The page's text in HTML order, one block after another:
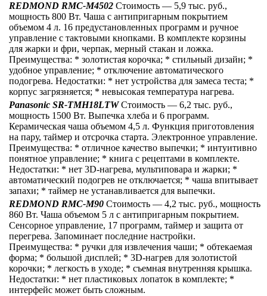
REDMOND RMC-M4502 Стоимость — 5,9 тыс. руб.,
мощность 800 Вт. Чаша с антипригарным покрытием
объемом 4 л. 16 предустановленных программ и ручное
управление с тактовыми кнопками. В комплекте корзины
для жарки и фри, черпак, мерный стакан и ложка.
Преимущества: * золотистая корочка; * стильный дизайн; *
удобное управление; * отключение автоматического
подогрева. Недостатки: * нет устройства для замеса теста; *
корпус загрязняется; * невысокая температура нагрева.
Panasonic SR-TMH18LTWСтоимость — 6,2 тыс. руб.,
мощность 1500 Вт. Выпечка хлеба и 6 программ.
Керамическая чаша объемом 4,5 л. Функция приготовления
на пару, таймер и отсрочка старта. Электронное управление.
Преимущества: * отличное качество выпечки; * интуитивно
понятное управление; * книга с рецептами в комплекте.
Недостатки: * нет 3D-нагрева, мультиповара и жарки; *
автоматический подогрев не отключается; * чаша впитывает
запахи; * таймер не устанавливается для выпечки.
REDMOND RMC-M90 Стоимость — 4,2 тыс. руб., мощность
860 Вт. Чаша объемом 5 л с антипригарным покрытием.
Сенсорное управление, 17 программ, таймер и защита от
перегрева. Запоминает последние настройки.
Преимущества: * ручки для извлечения чаши; * обтекаемая
форма; * большой дисплей; * 3D-нагрев для золотистой
корочки; * легкость в уходе; * съемная внутренняя крышка.
Недостатки: * нет пластиковых лопаток в комплекте; *
интерфейс может быть сложным.